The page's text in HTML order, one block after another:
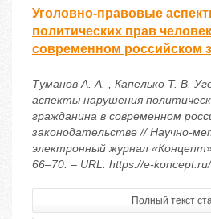
Уголовно-правовые
политических прав
современном российском
Туманов А. А. , Капелько Т. В.
аспекты нарушения
гражданина в современном
законодательстве // Научно-
электронный журнал
66–70. – URL: https://e-
Полный текст